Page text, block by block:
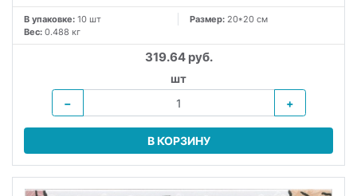
В упаковке: 10 шт Размер: 20*20 см
Вес: 0.488 кг
319.64 руб.
шт
−
+
В КОРЗИНУ